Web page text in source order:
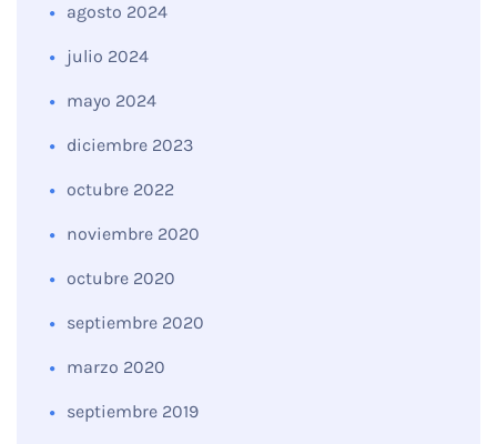
agosto 2024
julio 2024
mayo 2024
diciembre 2023
octubre 2022
noviembre 2020
octubre 2020
septiembre 2020
marzo 2020
septiembre 2019